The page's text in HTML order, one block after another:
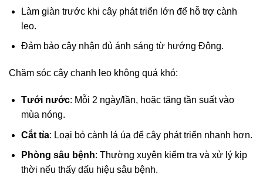
Làm giàn trước khi cây phát triển lớn để hỗ trợ cành
leo.
Đảm bảo cây nhận đủ ánh sáng từ hướng Đông.
Chăm sóc cây chanh leo không quá khó:
Tưới nước: Mỗi 2 ngày/lần, hoặc tăng tần suất vào
mùa nóng.
Cắt tỉa: Loại bỏ cành lá úa để cây phát triển nhanh hơn.
Phòng sâu bệnh: Thường xuyên kiểm tra và xử lý kịp
thời nếu thấy dấu hiệu sâu bệnh.